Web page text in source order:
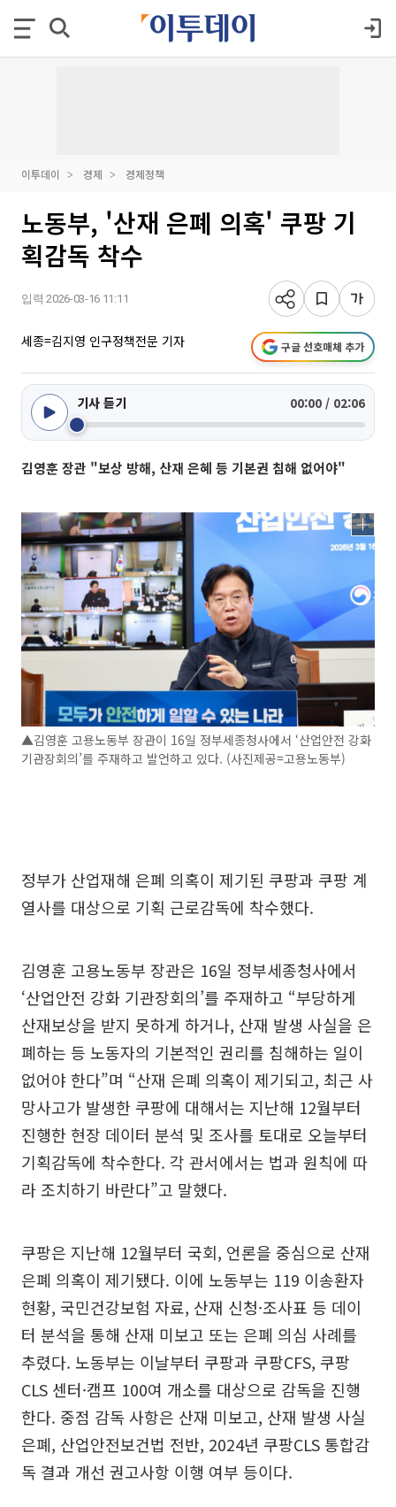
이투데이 경제 경제정책
노동부, '산재 은폐 의혹' 쿠팡 기
획감독 착수
입력 2026-03-16 11:11
세종=김지영 인구정책전문 기자 구글 선호매체 추가
기사 듣기 00:00 / 02:06
김영훈 장관 "보상 방해, 산재 은혜 등 기본권 침해 없어야"
▲김영훈 고용노동부 장관이 16일 정부세종청사에서 ‘산업안전 강화
기관장회의’를 주재하고 발언하고 있다. (사진제공=고용노동부)
정부가 산업재해 은폐 의혹이 제기된 쿠팡과 쿠팡 계
열사를 대상으로 기획 근로감독에 착수했다.
김영훈 고용노동부 장관은 16일 정부세종청사에서
‘산업안전 강화 기관장회의’를 주재하고 “부당하게
산재보상을 받지 못하게 하거나, 산재 발생 사실을 은
폐하는 등 노동자의 기본적인 권리를 침해하는 일이
없어야 한다”며 “산재 은폐 의혹이 제기되고, 최근 사
망사고가 발생한 쿠팡에 대해서는 지난해 12월부터
진행한 현장 데이터 분석 및 조사를 토대로 오늘부터
기획감독에 착수한다. 각 관서에서는 법과 원칙에 따
라 조치하기 바란다”고 말했다.
쿠팡은 지난해 12월부터 국회, 언론을 중심으로 산재
은폐 의혹이 제기됐다. 이에 노동부는 119 이송환자
현황, 국민건강보험 자료, 산재 신청·조사표 등 데이
터 분석을 통해 산재 미보고 또는 은폐 의심 사례를
추렸다. 노동부는 이날부터 쿠팡과 쿠팡CFS, 쿠팡
CLS 센터·캠프 100여 개소를 대상으로 감독을 진행
한다. 중점 감독 사항은 산재 미보고, 산재 발생 사실
은폐, 산업안전보건법 전반, 2024년 쿠팡CLS 통합감
독 결과 개선 권고사항 이행 여부 등이다.